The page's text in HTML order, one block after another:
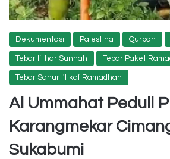
Dekumentasi Palestina Qurban
Tebar Ifthar Sunnah Tebar Paket
Tebar Sahur I'tikaf Ramadhan
Al Ummahat Peduli
Karangmekar
Sukabumi